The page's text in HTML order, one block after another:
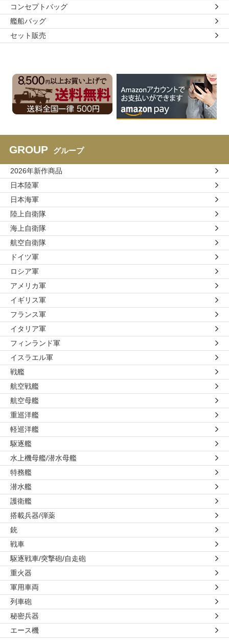
コンセプトバッグ
艦船バッグ
セット販売
GROUP グループ
2026年新作商品
日本陸軍
日本海軍
陸上自衛隊
海上自衛隊
航空自衛隊
ドイツ軍
ロシア軍
アメリカ軍
イギリス軍
フランス軍
イタリア軍
フィンランド軍
イスラエル軍
戦艦
航空戦艦
航空母艦
重巡洋艦
軽巡洋艦
駆逐艦
水上機母艦/潜水母艦
特務艦
潜水艦
護衛艦
搭載兵器/弾薬
銃
戦車
駆逐戦車/突撃砲/自走砲
重火器
軍用車両
列車砲
秘密兵器
エース機